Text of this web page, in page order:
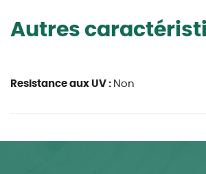
Autres
Resistance aux UV : Non